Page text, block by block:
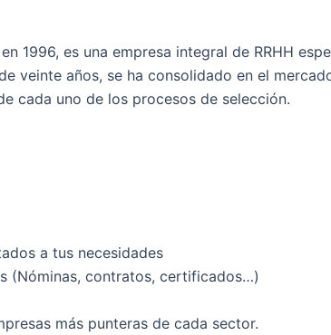
1996, es una empresa integral de RRHH
veinte años, se ha consolidado en el
cada uno de los procesos de selección.
a tus necesidades
(Nóminas, contratos, certificados…)
más punteras de cada sector.